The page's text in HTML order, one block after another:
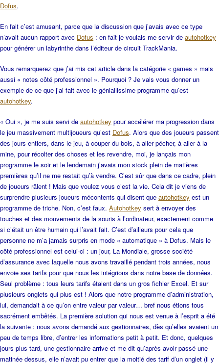
Dofus.
En fait c’est amusant, parce que la discussion que j’avais avec ce type
n’avait aucun rapport avec Dofus : en fait je voulais me servir de autohotkey
pour générer un labyrinthe dans l’éditeur de circuit TrackMania.
Vous remarquerez que j’ai mis cet article dans la catégorie « games » mais
aussi « notes côté professionnel ». Pourquoi ? Je vais vous donner un
exemple de ce que j’ai fait avec le géniallissime programme qu’est
autohotkey.
« Oui », je me suis servi de autohotkey pour accélérer ma progression dans
le jeu massivement multijoueurs qu’est Dofus. Alors que des joueurs passent
des jours entiers, dans le jeu, à couper du bois, à aller pêcher, à aller à la
mine, pour récolter des choses et les revendre, moi, je lançais mon
programme le soir et le lendemain j’avais mon stock plein de matières
premières qu’il ne me restait qu’à vendre. C’est sûr que dans ce cadre, plein
de joueurs râlent ! Mais que voulez vous c’est la vie. Cela dit je viens de
surprendre plusieurs joueurs mécontents qui disent que autohotkey est un
programme de triche. Non, c’est faux. Autohotkey sert à envoyer des
touches et des mouvements de la souris à l’ordinateur, exactement comme
si c’était un être humain qui l’avait fait. C’est d’ailleurs pour cela que
personne ne m’a jamais surpris en mode « automatique » à Dofus. Mais le
côté professionnel est celui-ci : un jour, La Mondiale, grosse société
d’assurance avec laquelle nous avons travaillé pendant trois années, nous
envoie ses tarifs pour que nous les intégrions dans notre base de données.
Seul problème : tous leurs tarifs étaient dans un gros fichier Excel. Et sur
plusieurs onglets qui plus est ! Alors que notre programme d’administration,
lui, demandait à ce qu’on entre valeur par valeur… bref nous étions tous
sacrément embêtés. La première solution qui nous est venue à l’esprit a été
la suivante : nous avons demandé aux gestionnaires, dès qu’elles avaient un
peu de temps libre, d’entrer les informations petit à petit. Et donc, quelques
jours plus tard, une gestionnaire arrive et me dit qu’après avoir passé une
matinée dessus, elle n’avait pu entrer que la moitié des tarif d’un onglet (il y